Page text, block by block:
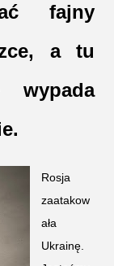
fajny
a tu
wypada
Rosja
zaatakow
ała
Ukrainę.